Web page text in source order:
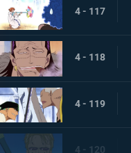
4 - 117
4 - 118
4 - 119
4 - 120